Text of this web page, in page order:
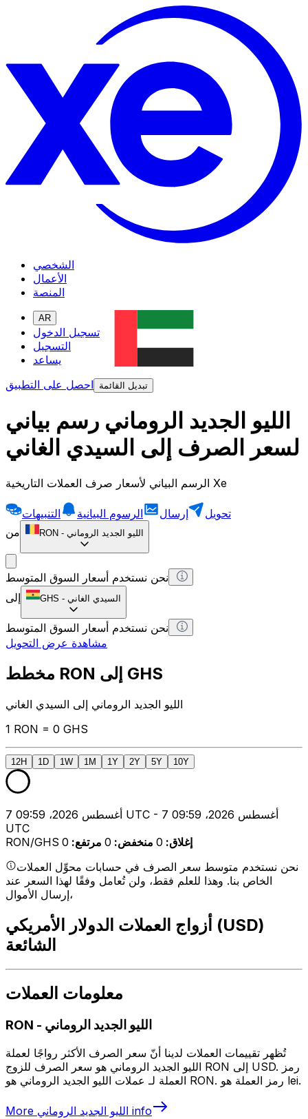
الشخصي
الأعمال
المنصة
AR
تسجيل الدخول
التسجيل
يساعد
احصل على التطبيق
تبديل القائمة
الليو الجديد الروماني رسم بياني
لسعر الصرف إلى السيدي الغاني
الرسم البياني لأسعار صرف العملات التاريخية Xe
تحويل إرسال الرسوم البيانية
التنبيهات
من
RON - الليو الجديد الروماني
نحن نستخدم أسعار السوق المتوسط
إلى
GHS - السيدي الغاني
نحن نستخدم أسعار السوق المتوسط
مشاهدة عرض التحويل
مخطط RON إلى GHS
الليو الجديد الروماني إلى السيدي الغاني
1 RON = 0 GHS
12H 1D 1W 1M 1Y 2Y 5Y 10Y
7 أغسطس 2026، 09:59 UTC - 7 أغسطس 2026، 09:59
UTC
RON/GHS
إغلاق:
0 منخفض:
0 مرتفع:
0
نحن نستخدم متوسط سعر الصرف في حسابات محوِّل العملات
الخاص بنا. وهذا للعلم فقط، ولن تُعامل وفقًا لهذا السعر عند
إرسال الأموال،
أزواج العملات الدولار الأمريكي (USD)
الشائعة
معلومات العملات
RON - الليو الجديد الروماني
تُظهر تقييمات العملات لدينا أنّ سعر الصرف الأكثر رواجًا لعملة
الليو الجديد الروماني هو سعر الصرف للزوج RON إلى USD. رمز
العملة لـ عملات الليو الجديد الروماني هو RON. رمز العملة هو lei.
More الليو الجديد الروماني info